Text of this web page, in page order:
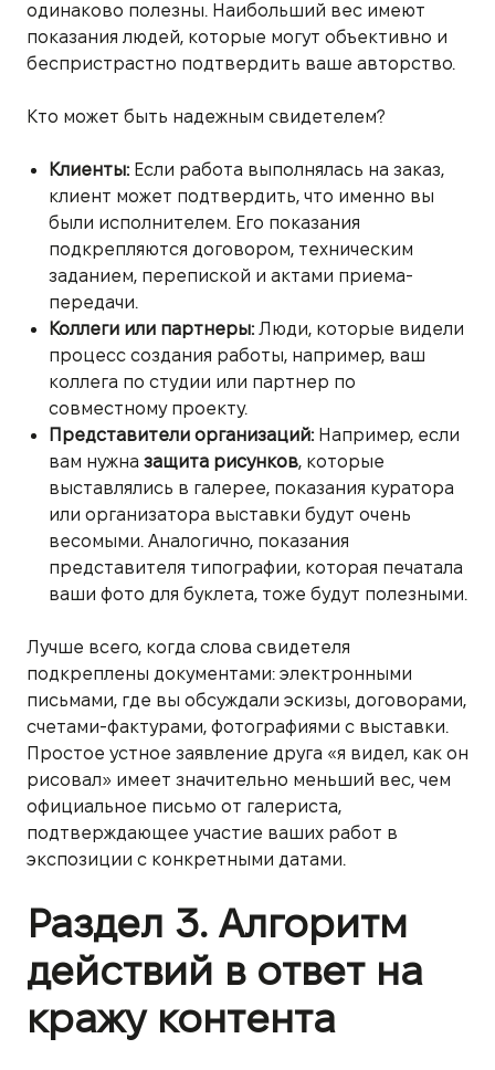
одинаково полезны. Наибольший вес имеют
показания людей, которые могут объективно и
беспристрастно подтвердить ваше авторство.
Кто может быть надежным свидетелем?
Клиенты:Если работа выполнялась на заказ,
клиент может подтвердить, что именно вы
были исполнителем. Его показания
подкрепляются договором, техническим
заданием, перепиской и актами приема-
передачи.
Коллеги или партнеры:Люди, которые видели
процесс создания работы, например, ваш
коллега по студии или партнер по
совместному проекту.
Представители организаций:Например, если
вам нужна защита рисунков, которые
выставлялись в галерее, показания куратора
или организатора выставки будут очень
весомыми. Аналогично, показания
представителя типографии, которая печатала
ваши фото для буклета, тоже будут полезными.
Лучше всего, когда слова свидетеля
подкреплены документами: электронными
письмами, где вы обсуждали эскизы, договорами,
счетами-фактурами, фотографиями с выставки.
Простое устное заявление друга «я видел, как он
рисовал» имеет значительно меньший вес, чем
официальное письмо от галериста,
подтверждающее участие ваших работ в
экспозиции с конкретными датами.
Раздел 3. Алгоритм
действий в ответ на
кражу контента